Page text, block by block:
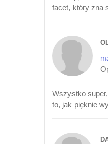
facet, który zna
Wszystko
to, jak pięknie